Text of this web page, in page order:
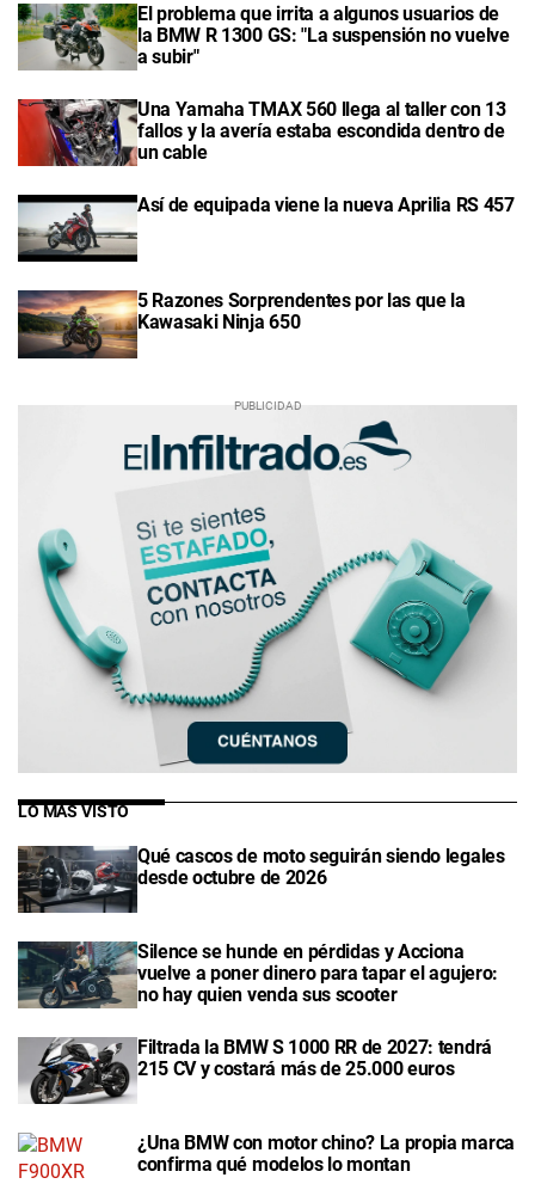
El problema que irrita a algunos usuarios de
la BMW R 1300 GS: "La suspensión no vuelve
a subir"
Una Yamaha TMAX 560 llega al taller con 13
fallos y la avería estaba escondida dentro de
un cable
Así de equipada viene la nueva Aprilia RS 457
5 Razones Sorprendentes por las que la
Kawasaki Ninja 650
LO MÁS VISTO
Qué cascos de moto seguirán siendo legales
desde octubre de 2026
Silence se hunde en pérdidas y Acciona
vuelve a poner dinero para tapar el agujero:
no hay quien venda sus scooter
Filtrada la BMW S 1000 RR de 2027: tendrá
215 CV y costará más de 25.000 euros
¿Una BMW con motor chino? La propia marca
confirma qué modelos lo montan